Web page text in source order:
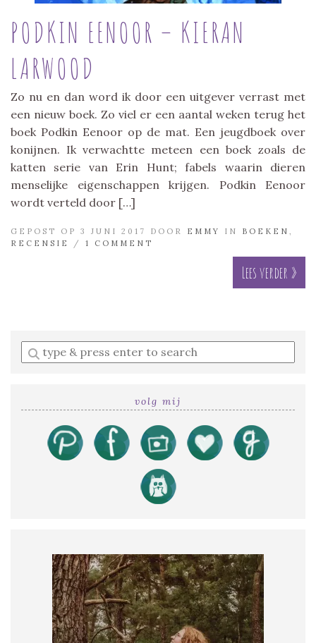
PODKIN EENOOR – KIERAN
LARWOOD
Zo nu en dan word ik door een uitgever verrast met
een nieuw boek. Zo viel er een aantal weken terug het
boek Podkin Eenoor op de mat. Een jeugdboek over
konijnen. Ik verwachtte meteen een boek zoals de
katten serie van Erin Hunt; fabels waarin dieren
menselijke eigenschappen krijgen. Podkin Eenoor
wordt verteld door […]
GEPOST OP 3 JUNI 2017 DOOR EMMY IN BOEKEN
RECENSIE
/ 1 COMMENT
Lees verder »
Enter
a
volg mij